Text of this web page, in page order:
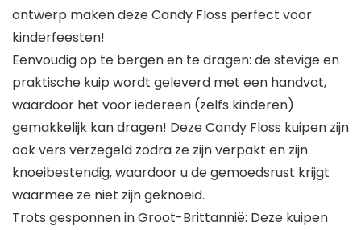
ontwerp maken deze Candy Floss perfect voor
kinderfeesten!
Eenvoudig op te bergen en te dragen: de stevige en
praktische kuip wordt geleverd met een handvat,
waardoor het voor iedereen (zelfs kinderen)
gemakkelijk kan dragen! Deze Candy Floss kuipen zijn
ook vers verzegeld zodra ze zijn verpakt en zijn
knoeibestendig, waardoor u de gemoedsrust krijgt
waarmee ze niet zijn geknoeid.
Trots gesponnen in Groot-Brittannië: Deze kuipen